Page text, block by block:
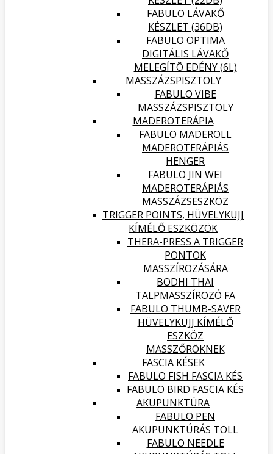
FABULO LÁVAKŐ
KÉSZLET (36DB)
FABULO OPTIMA
DIGITÁLIS LÁVAKŐ
MELEGÍTÕ EDÉNY (6L)
MASSZÁZSPISZTOLY
FABULO VIBE
MASSZÁZSPISZTOLY
MADEROTERÁPIA
FABULO MADEROLL
MADEROTERÁPIÁS
HENGER
FABULO JIN WEI
MADEROTERÁPIÁS
MASSZÁZSESZKÖZ
TRIGGER POINTS, HÜVELYKUJJ
KÍMÉLŐ ESZKÖZÖK
THERA-PRESS A TRIGGER
PONTOK
MASSZÍROZÁSÁRA
BODHI THAI
TALPMASSZÍROZÓ FA
FABULO THUMB-SAVER
HÜVELYKUJJ KÍMÉLŐ
ESZKÖZ
MASSZŐRÖKNEK
FASCIA KÉSEK
FABULO FISH FASCIA KÉS
FABULO BIRD FASCIA KÉS
AKUPUNKTÚRA
FABULO PEN
AKUPUNKTÚRÁS TOLL
FABULO NEEDLE